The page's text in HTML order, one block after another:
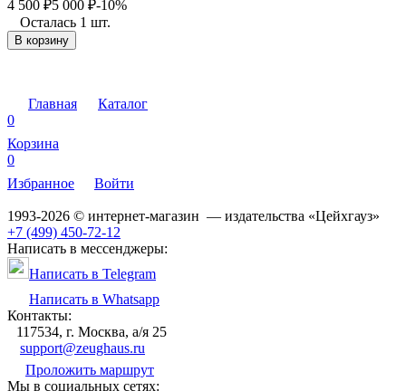
4 500 ₽5 000 ₽-10%
Осталась 1 шт.
В корзину
Главная
Каталог
0
Корзина
0
Избранное
Войти
1993-2026 © интернет-магазин — издательства «Цейхгауз»
+7 (499) 450-72-12
Написать в мессенджеры:
Написать в Telegram
Написать в Whatsapp
Контакты:
117534, г. Москва, а/я 25
support@zeughaus.ru
Проложить маршрут
Мы в социальных сетях: